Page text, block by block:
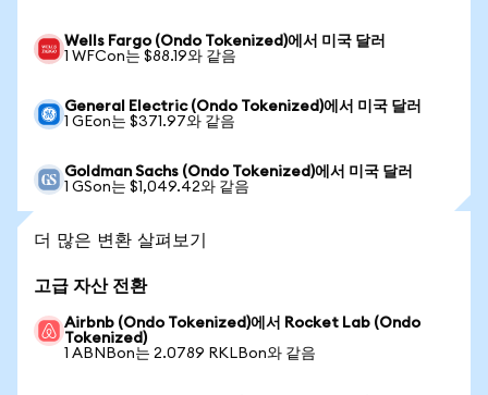
Wells Fargo (Ondo Tokenized)에서 미국 달러
1 WFCon는 $88.19와 같음
General Electric (Ondo Tokenized)에서 미국 달러
1 GEon는 $371.97와 같음
Goldman Sachs (Ondo Tokenized)에서 미국 달러
1 GSon는 $1,049.42와 같음
더 많은 변환 살펴보기
고급 자산 전환
Airbnb (Ondo Tokenized)에서 Rocket Lab (Ondo
Tokenized)
1 ABNBon는 2.0789 RKLBon와 같음